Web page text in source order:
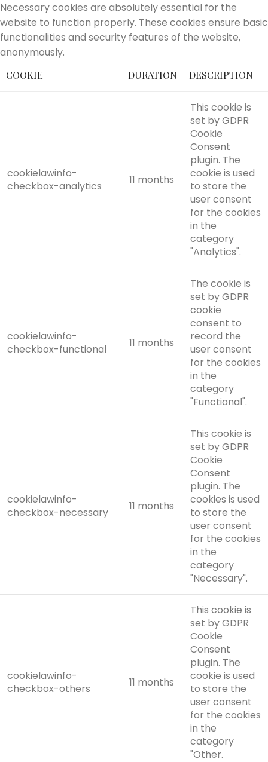
Necessary cookies are absolutely essential for the
website to function properly. These cookies ensure basic
functionalities and security features of the website,
anonymously.
COOKIE DURATION DESCRIPTION
cookielawinfo-
checkbox-analytics
11 months
This cookie is
set by GDPR
Cookie
Consent
plugin. The
cookie is used
to store the
user consent
for the cookies
in the
category
"Analytics".
cookielawinfo-
checkbox-functional
11 months
The cookie is
set by GDPR
cookie
consent to
record the
user consent
for the cookies
in the
category
"Functional".
cookielawinfo-
checkbox-necessary
11 months
This cookie is
set by GDPR
Cookie
Consent
plugin. The
cookies is used
to store the
user consent
for the cookies
in the
category
"Necessary".
cookielawinfo-
checkbox-others
11 months
This cookie is
set by GDPR
Cookie
Consent
plugin. The
cookie is used
to store the
user consent
for the cookies
in the
category
"Other.